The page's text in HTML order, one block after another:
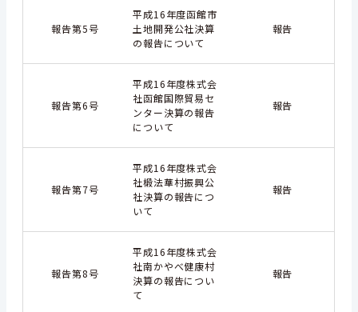
報告第5号
平成16年度函館市
土地開発公社決算
の報告について
報告
報告第6号
平成16年度株式会
社函館国際貿易セ
ンター決算の報告
について
報告
報告第7号
平成16年度株式会
社椴法華村振興公
社決算の報告につ
いて
報告
報告第8号
平成16年度株式会
社南かやべ健康村
決算の報告につい
て
報告